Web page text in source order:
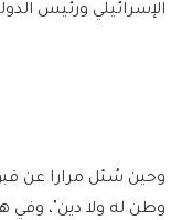
الإسرائيلي ورئيس
وحين سُئل مرارا عن
وطن له ولا دين"، وفي